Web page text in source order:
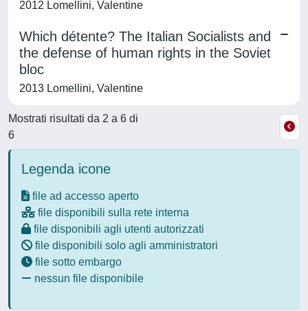
2012 Lomellini, Valentine
Which détente? The Italian Socialists and
the defense of human rights in the Soviet
bloc
2013 Lomellini, Valentine
Mostrati risultati da 2 a 6 di
6
Legenda icone
file ad accesso aperto
file disponibili sulla rete interna
file disponibili agli utenti autorizzati
file disponibili solo agli amministratori
file sotto embargo
nessun file disponibile